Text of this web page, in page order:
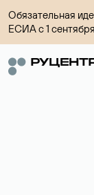
Обязательная
ЕСИА с 1